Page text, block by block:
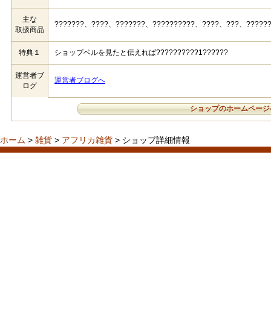
主な
取扱商品
???????、????、???????、??????????、????、???、
特典１ ショップベルを見たと伝えれば??????????1??????
運営者ブ
ログ
運営者ブログへ
ショップのホームペー
ホーム > 雑貨 > アフリカ雑貨 > ショップ詳細情報